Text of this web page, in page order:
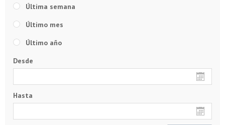
Última semana
Último mes
Último año
Desde
Hasta